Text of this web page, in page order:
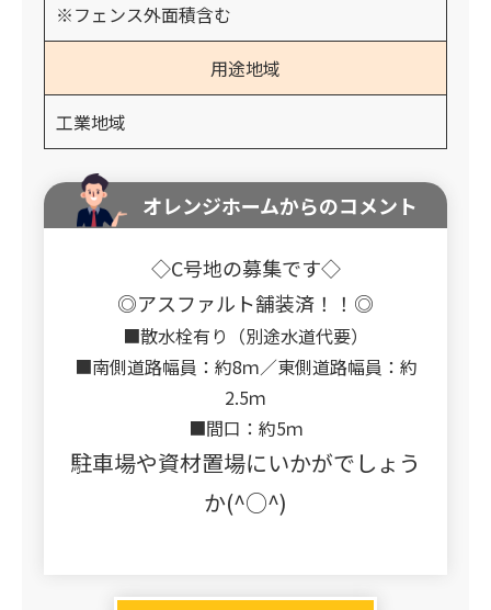
※フェンス外面積含む
用途地域
工業地域
オレンジホームからのコメント
◇C号地の募集です◇
◎アスファルト舗装済！！◎
■散水栓有り（別途水道代要）
■南側道路幅員：約8ｍ／東側道路幅員：約
2.5ｍ
■間口：約5ｍ
駐車場や資材置場にいかがでしょう
か(^○^)